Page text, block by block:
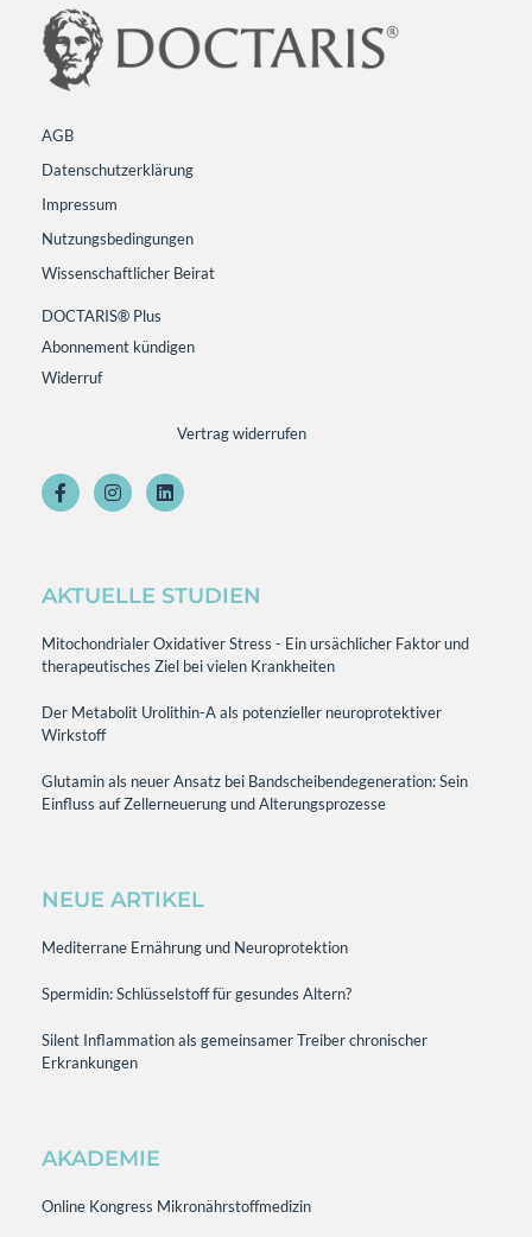
AGB
Datenschutzerklärung
Impressum
Nutzungsbedingungen
Wissenschaftlicher Beirat
DOCTARIS® Plus
Abonnement kündigen
Widerruf
Vertrag widerrufen
AKTUELLE STUDIEN
Mitochondrialer Oxidativer Stress - Ein ursächlicher Faktor und
therapeutisches Ziel bei vielen Krankheiten
Der Metabolit Urolithin-A als potenzieller neuroprotektiver
Wirkstoff
Glutamin als neuer Ansatz bei Bandscheibendegeneration: Sein
Einfluss auf Zellerneuerung und Alterungsprozesse
NEUE ARTIKEL
Mediterrane Ernährung und Neuroprotektion
Spermidin: Schlüsselstoff für gesundes Altern?
Silent Inflammation als gemeinsamer Treiber chronischer
Erkrankungen
AKADEMIE
Online Kongress Mikronährstoffmedizin